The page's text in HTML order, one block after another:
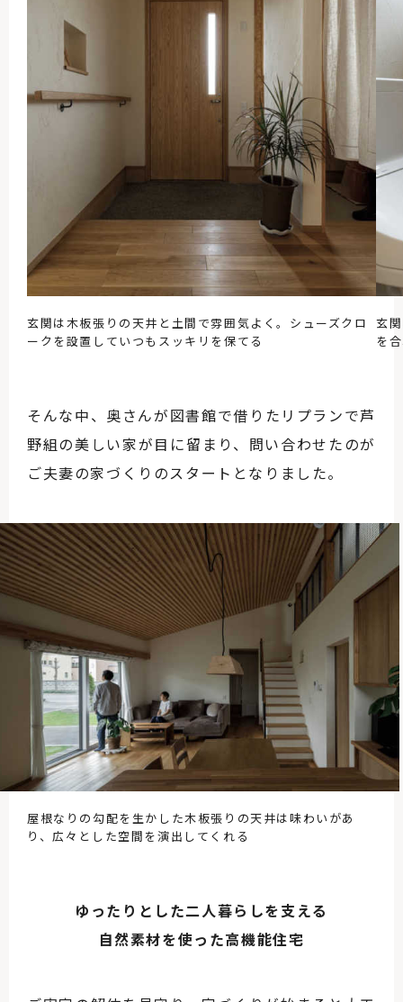
玄関は木板張りの天井と土間で雰囲気よく。シューズクロ
ークを設置していつもスッキリを保てる
玄
を
そんな中、奥さんが図書館で借りたリプランで芦
野組の美しい家が目に留まり、問い合わせたのが
ご夫妻の家づくりのスタートとなりました。
屋根なりの勾配を生かした木板張りの天井は味わいがあ
り、広々とした空間を演出してくれる
ゆったりとした二人暮らしを支える
自然素材を使った高機能住宅